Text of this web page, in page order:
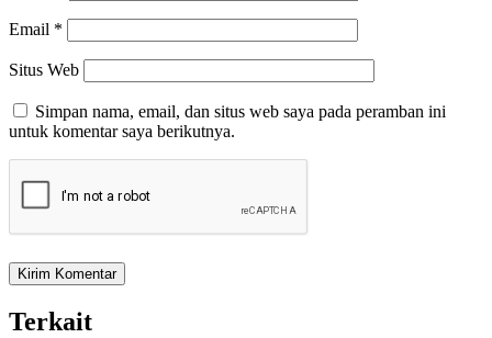
Email *
Situs Web
Simpan nama, email, dan situs web saya pada peramban ini
untuk komentar saya berikutnya.
Terkait